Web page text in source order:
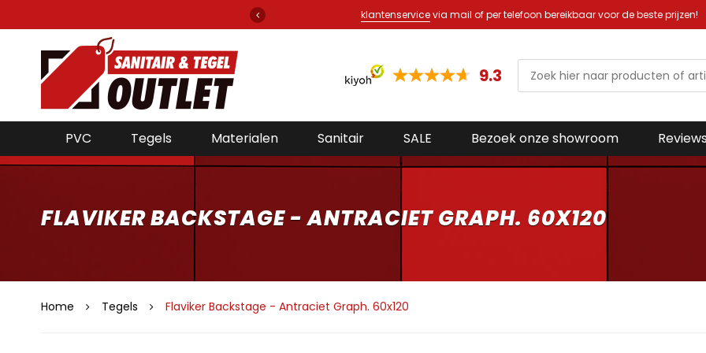
klantenservicevia mail of per telefoon bereikbaar voor de beste prijzen!
9.3
PVC Tegels Materialen Sanitair SALE Bezoek onze showroom Reviews
FLAVIKER BACKSTAGE - ANTRACIET GRAPH. 60X120
Home Tegels Flaviker Backstage - Antraciet Graph. 60x120